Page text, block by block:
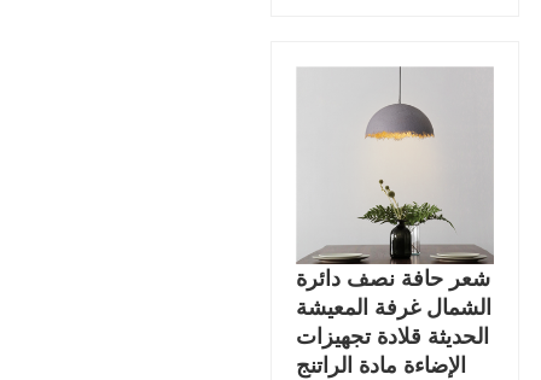
شعر حافة نصف دائرة
الشمال غرفة المعيشة
الحديثة قلادة تجهيزات
الإضاءة مادة الراتنج